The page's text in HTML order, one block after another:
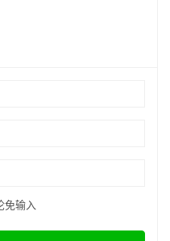
免输入